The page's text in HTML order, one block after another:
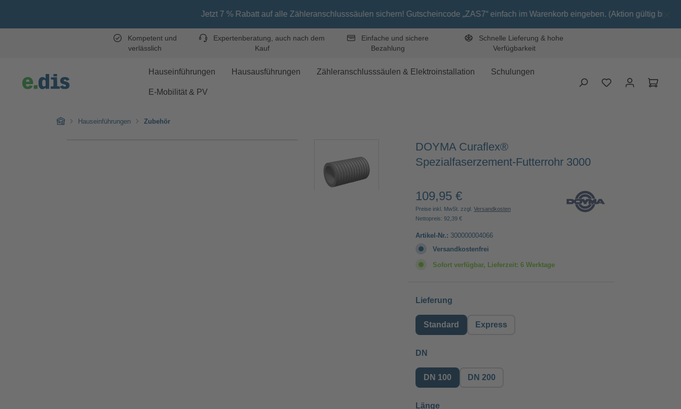
Jetzt 7 % Rabatt auf alle Zähleranschlusssäulen sichern! Gutscheincode „ZAS7“ einfach im Warenkorb eingeben. (Aktion gültig bis 31.08.26)
Kompetent und
verlässlich
Expertenberatung, auch nach dem
Kauf
Einfache und sichere
Bezahlung
Schnelle Lieferung & hohe
Verfügbarkeit
Hauseinführungen Hausausführungen Zähleranschlusssäulen & Elektroinstallation Schulungen
E-Mobilität & PV
HomeHauseinführungen Zubehör
DOYMA Curaflex®
Spezialfaserzement-Futterrohr 3000
Regulärer Preis:
109,95 €
Preise inkl. MwSt. zzgl. Versandkosten
Nettopreis: 92,39 €
Artikel-Nr.: 300000004066
Versandkostenfrei
Sofort verfügbar, Lieferzeit: 6 Werktage
Lieferung
Standard Express
DN
DN 100 DN 200
Länge